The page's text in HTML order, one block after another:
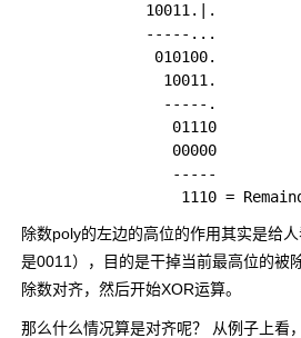
              10011.|.
              -----...
               010100.
                10011.
                -----.
                 01110
                 00000
                 -----
除数poly的左边的高位的作用其实是给
是0011），目的是干掉当前最高位的被
除数对齐，然后开始XOR运算。
那么什么情况算是对齐呢？ 从例子上看